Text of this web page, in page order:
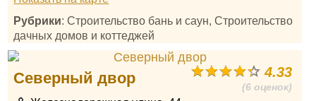
Рубрики: Строительство бань и саун, Строительство
дачных домов и коттеджей
4.33
(6 оценок)
Северный двор